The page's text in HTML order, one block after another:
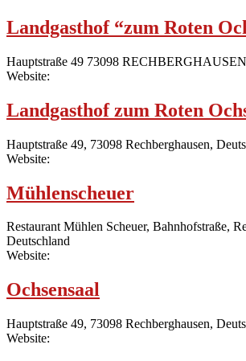
Landgasthof “zum Roten
Hauptstraße 49 73098 RECHBERGHAUSEN
Website:
Landgasthof zum Roten
Hauptstraße 49, 73098 Rechberghausen,
Website:
Mühlenscheuer
Restaurant Mühlen Scheuer, Bahnhofstraße,
Deutschland
Website:
Ochsensaal
Hauptstraße 49, 73098 Rechberghausen,
Website: